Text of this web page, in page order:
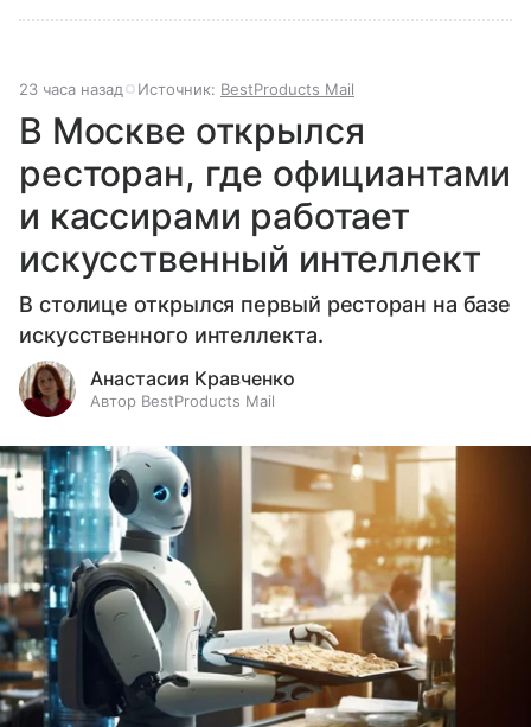
23 часа назад Источник: BestProducts Mail
В Москве открылся
ресторан, где официантами
и кассирами работает
искусственный интеллект
В столице открылся первый ресторан на базе
искусственного интеллекта.
Анастасия Кравченко
Автор BestProducts Mail